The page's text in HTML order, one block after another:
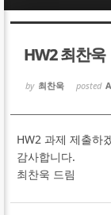
HW2 최찬욱
by 최찬욱 posted
HW2 과제 제출하
감사합니다.
최찬욱 드림